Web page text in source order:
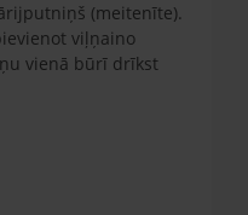
(meitenīte).
viļņaino
vienā būrī drīkst